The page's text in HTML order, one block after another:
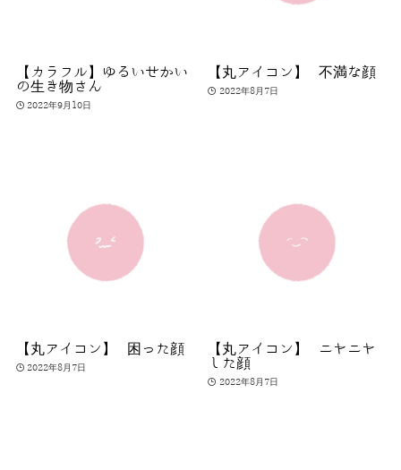
【カラフル】ゆるいせかい
の生き物さん
2022年9月10日
【丸アイコン】 不満な顔
2022年8月7日
【丸アイコン】 困った顔
2022年8月7日
【丸アイコン】 ニヤニヤ
した顔
2022年8月7日